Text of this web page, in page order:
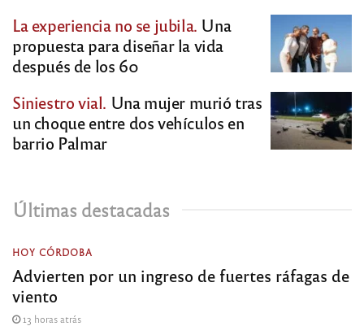
La experiencia no se jubila. Una
propuesta para diseñar la vida
después de los 60
Siniestro vial. Una mujer murió tras
un choque entre dos vehículos en
barrio Palmar
Últimas destacadas
HOY CÓRDOBA
Advierten por un ingreso de fuertes ráfagas de
viento
13 horas atrás